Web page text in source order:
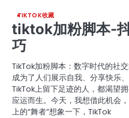
TIKTOK收藏
tiktok加粉脚本-
巧
TikTok加粉脚本：数字时代的社
成为了人们展示自我、分享快乐
TikTok上留下足迹的人，都渴望
应运而生。今天，我想借此机会
上的“舞者”想象一下，TikTok